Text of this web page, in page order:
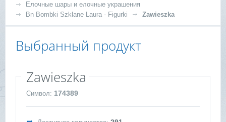
Елочные шары и елочные украшения
Bn Bombki Szklane Laura - Figurki
Zawieszka
Выбранный продукт
Zawieszka
Символ: 174389